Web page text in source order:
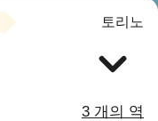
토리노
3 개의 역